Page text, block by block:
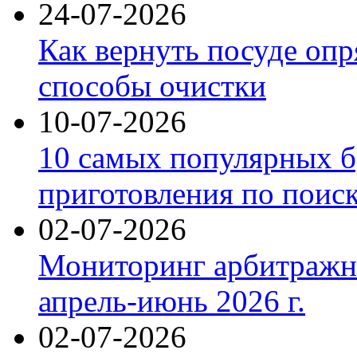
24-07-2026
Как вернуть посуде
способы очистки
10-07-2026
10 самых популярных
приготовления по
02-07-2026
Мониторинг
апрель-июнь 2026 г.
02-07-2026